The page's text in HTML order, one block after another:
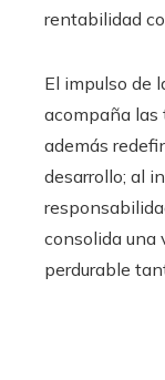
rentabilidad
El impulso de
acompaña las
además
desarrollo; al
consolida una
perdurable